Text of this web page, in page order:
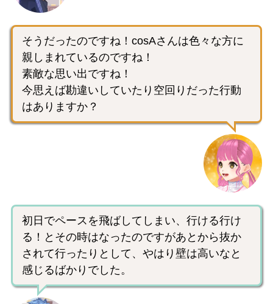
そうだったのですね！cosAさんは色々な方に
親しまれているのですね！
素敵な思い出ですね！
今思えば勘違いしていたり空回りだった行動
はありますか？
初日でペースを飛ばしてしまい、行ける行け
る！とその時はなったのですがあとから抜か
されて行ったりとして、やはり壁は高いなと
感じるばかりでした。